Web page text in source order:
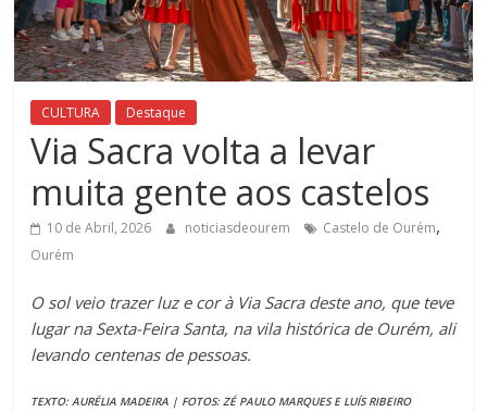
CULTURA Destaque
Via Sacra volta a levar
muita gente aos castelos
10 de Abril, 2026 noticiasdeourem Castelo de Ourém,
Ourém
O sol veio trazer luz e cor à Via Sacra deste ano, que teve
lugar na Sexta-Feira Santa, na vila histórica de Ourém, ali
levando centenas de pessoas.
TEXTO: AURÉLIA MADEIRA | FOTOS: ZÉ PAULO MARQUES E LUÍS RIBEIRO